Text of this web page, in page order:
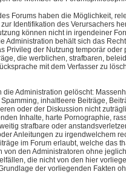
Forums haben die Möglichkeit,
Identifikation des Verursachers
können nicht in irgendeiner
Administration behält sich das
Privileg der Nutzung temporär oder
die werblichen, strafbaren,
mit dem Verfasser zu
Administration gelöscht:
inhaltleere Beiträge,
oder der Diskussion nicht
Inhalte, harte Pornographie,
strafbare oder
Anleitungen zu irgendwelchem
im Forum erlaubt, welche das
von den Administratoren ohne
die nicht von den hier
der vorliegenden Fakten